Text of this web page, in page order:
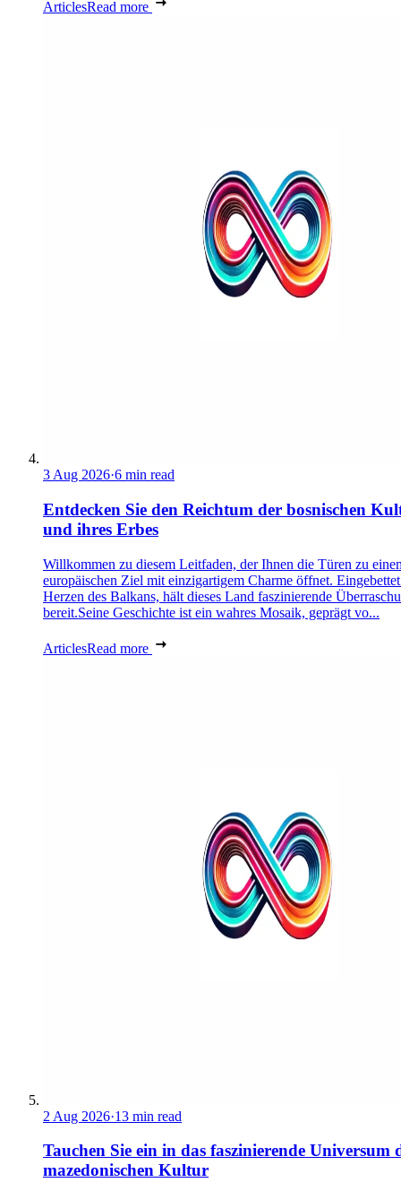
ArticlesRead more
3 Aug 2026·6 min read
Entdecken Sie den Reichtum der bosnischen
und ihres Erbes
Willkommen zu diesem Leitfaden, der Ihnen die Türen zu
europäischen Ziel mit einzigartigem Charme öffnet.
Herzen des Balkans, hält dieses Land faszinierende
bereit.Seine Geschichte ist ein wahres Mosaik, geprägt vo...
ArticlesRead more
2 Aug 2026·13 min read
Tauchen Sie ein in das faszinierende Universum
mazedonischen Kultur